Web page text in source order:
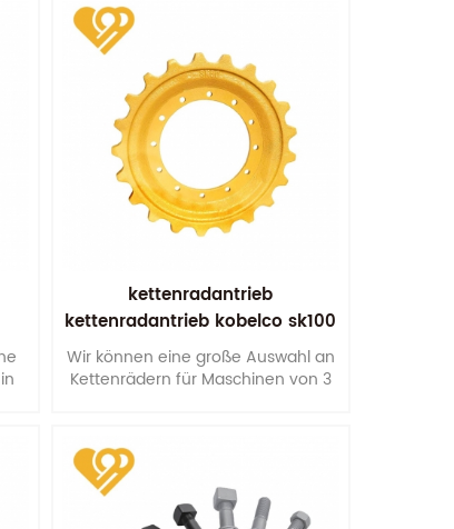
kettenradantrieb
kettenradantrieb kobelco sk100
sk200 fahrradersatzteile
Wir können eine große Auswahl an
Kettenrädern für Maschinen von 3